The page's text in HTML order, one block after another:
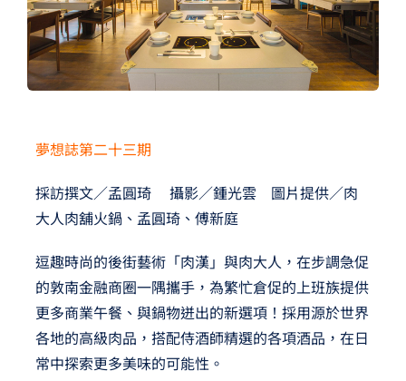
夢想誌第二十三期
採訪撰文／孟圓琦 攝影／鍾光雲 圖片提供／肉
大人肉舖火鍋、孟圓琦、傅新庭
逗趣時尚的後街藝術「肉漢」與肉大人，在步調急促
的敦南金融商圈一隅攜手，為繁忙倉促的上班族提供
更多商業午餐、與鍋物迸出的新選項！採用源於世界
各地的高級肉品，搭配侍酒師精選的各項酒品，在日
常中探索更多美味的可能性。